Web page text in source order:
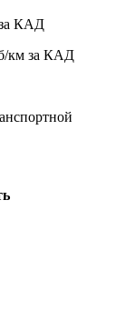
за КАД
км за КАД